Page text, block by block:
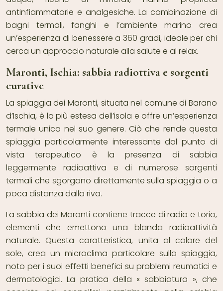
antinfiammatorie e analgesiche. La combinazione di
bagni termali, fanghi e l’ambiente marino crea
un’esperienza di benessere a 360 gradi, ideale per chi
cerca un approccio naturale alla salute e al relax.
Maronti, Ischia: sabbia radiottiva e sorgenti
curative
La spiaggia dei Maronti, situata nel comune di Barano
d’Ischia, è la più estesa dell’isola e offre un’esperienza
termale unica nel suo genere. Ciò che rende questa
spiaggia particolarmente interessante dal punto di
vista terapeutico è la presenza di sabbia
leggermente radioattiva e di numerose sorgenti
termali che sgorgano direttamente sulla spiaggia o a
poca distanza dalla riva.
La sabbia dei Maronti contiene tracce di radio e torio,
elementi che emettono una blanda radioattività
naturale. Questa caratteristica, unita al calore del
sole, crea un microclima particolare sulla spiaggia,
noto per i suoi effetti benefici su problemi reumatici e
dermatologici. La pratica della « sabbiatura », che